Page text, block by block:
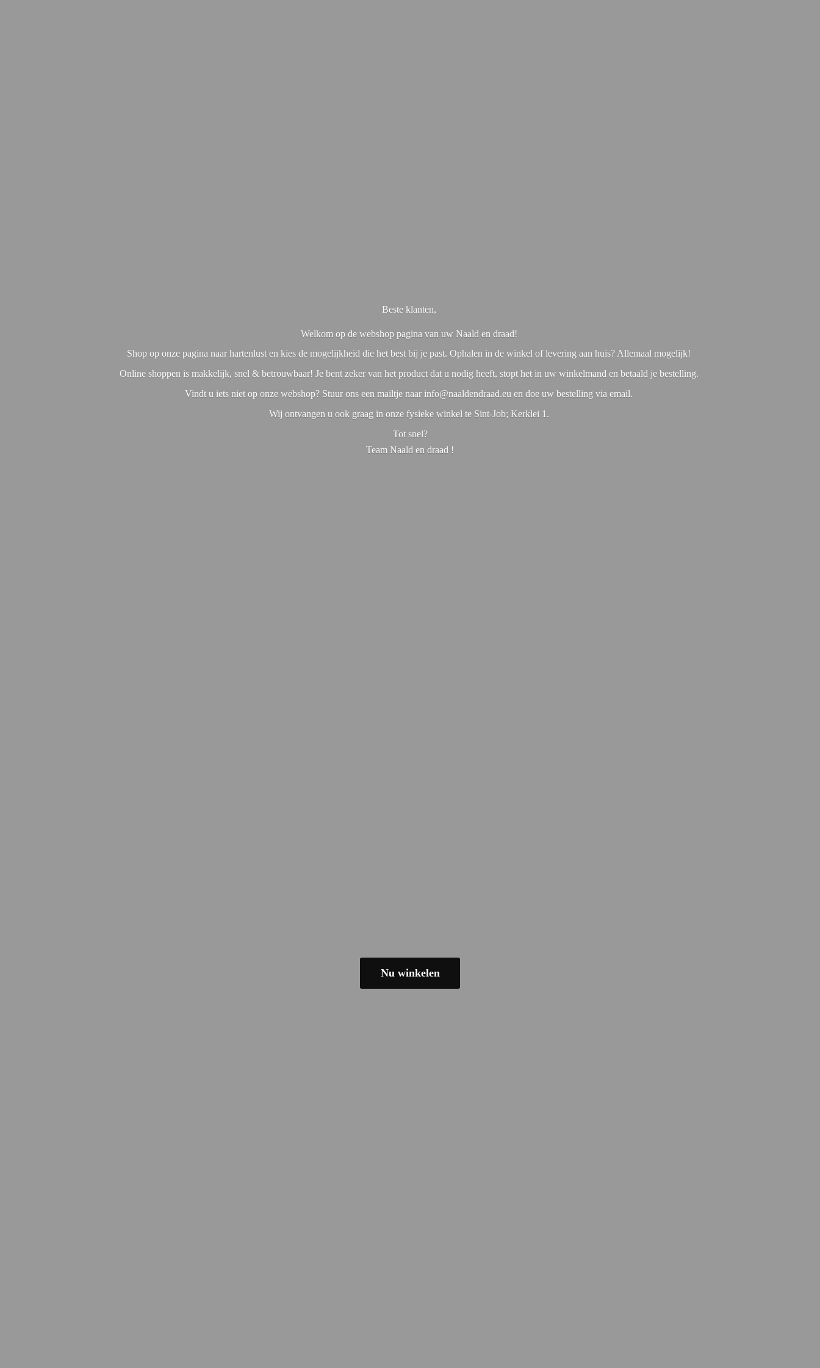
Beste klanten,
Welkom op de webshop pagina van uw Naald en draad!
Shop op onze pagina naar hartenlust en kies de mogelijkheid die het best bij je past. Ophalen in de winkel of levering aan huis? Allemaal mogelijk!
Online shoppen is makkelijk, snel & betrouwbaar! Je bent zeker van het product dat u nodig heeft, stopt het in uw winkelmand en betaald je bestelling.
Vindt u iets niet op onze webshop? Stuur ons een mailtje naar info@naaldendraad.eu en doe uw bestelling via email.
Wij ontvangen u ook graag in onze fysieke winkel te Sint-Job; Kerklei 1.
Tot snel?
Team Naald en draad !
Nu winkelen